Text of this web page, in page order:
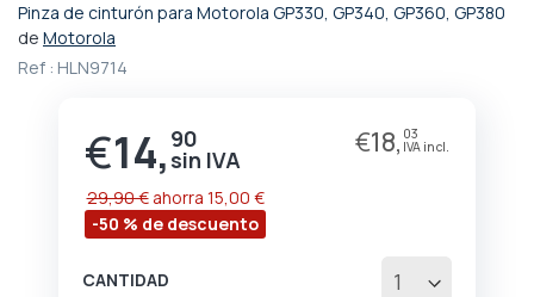
Pinza de cinturón para Motorola GP330, GP340, GP360, GP380
de Motorola
Ref : HLN9714
Precio
especial
€14, 90 €18, 03
-50 % de descuento
29,90 €ahorra 15,00 €
CANTIDAD
Saltar
al
comienzo
imágenes